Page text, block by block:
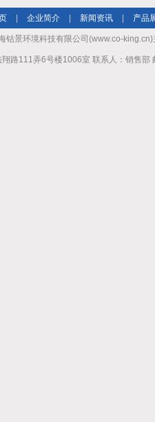
企业简介 新闻资讯 产品
海钴景环境科技有限公司(www.co-king.cn)
路111弄6号楼1006室 联系人：销售